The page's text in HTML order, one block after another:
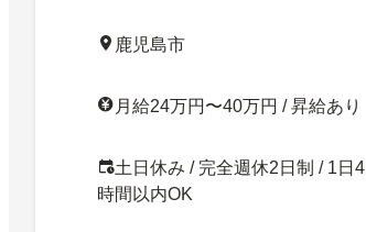
鹿児島市
月給24万円〜40万円 / 昇給あり
土日休み / 完全週休2日制 / 1日4
時間以内OK